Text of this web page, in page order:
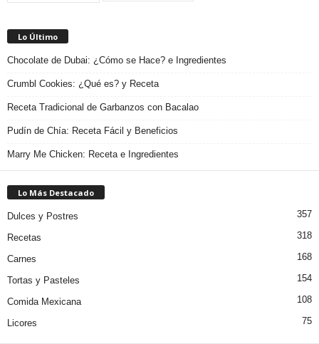
Lo Último
Chocolate de Dubai: ¿Cómo se Hace? e Ingredientes
Crumbl Cookies: ¿Qué es? y Receta
Receta Tradicional de Garbanzos con Bacalao
Pudín de Chía: Receta Fácil y Beneficios
Marry Me Chicken: Receta e Ingredientes
Lo Más Destacado
Dulces y Postres 357
Recetas 318
Carnes 168
Tortas y Pasteles 154
Comida Mexicana 108
Licores 75